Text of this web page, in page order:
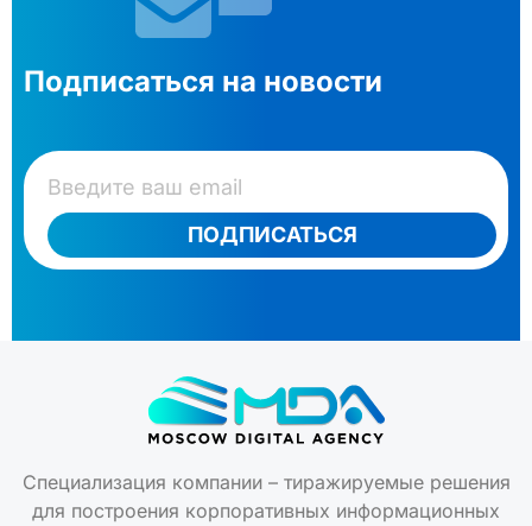
Подписаться на новости
ПОДПИСАТЬСЯ
Специализация компании – тиражируемые решения
для построения корпоративных информационных